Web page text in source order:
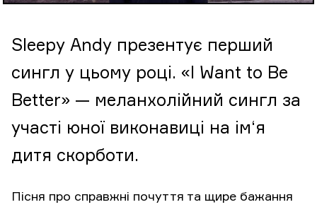
Sleepy Andy презентує перший
сингл у цьому році. «I Want to Be
Better» — меланхолійний сингл за
участі юної виконавиці на ім‘я
дитя скорботи.
Пісня про справжні почуття та щире бажання